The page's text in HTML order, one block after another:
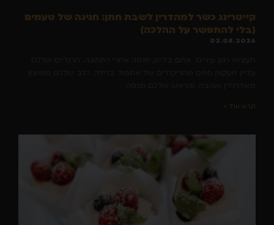
קייטרינג כשר למהדרין לשבת חתן: חגיגה של טעמים
(בלי להתפשר על ההלכה)
02.08.2026
קרא עוד »